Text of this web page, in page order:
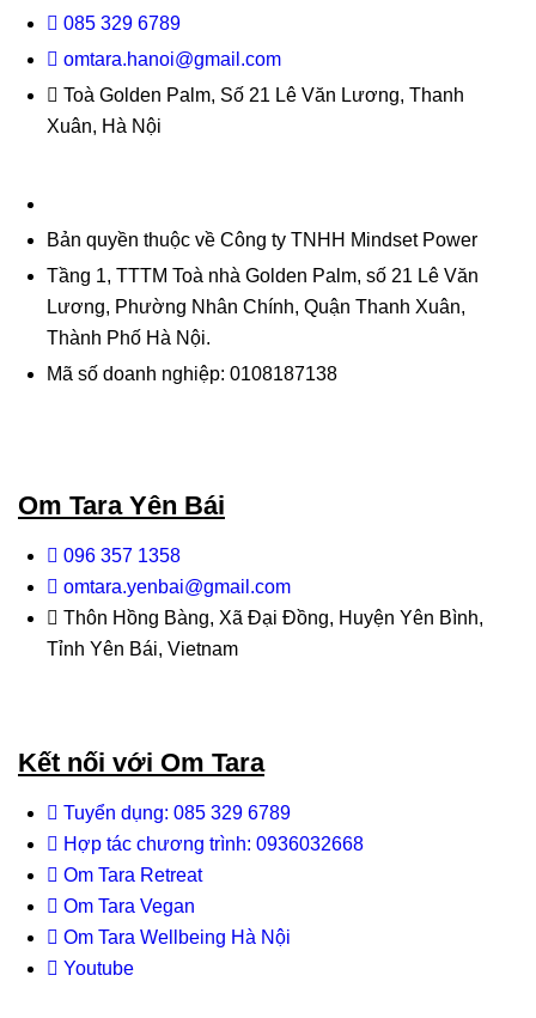
085 329 6789
omtara.hanoi@gmail.com
Toà Golden Palm, Số 21 Lê Văn Lương, Thanh
Xuân, Hà Nội
Bản quyền thuộc về Công ty TNHH Mindset Power
Tầng 1, TTTM Toà nhà Golden Palm, số 21 Lê Văn
Lương, Phường Nhân Chính, Quận Thanh Xuân,
Thành Phố Hà Nội.
Mã số doanh nghiệp: 0108187138
Om Tara Yên Bái
096 357 1358
omtara.yenbai@gmail.com
Thôn Hồng Bàng, Xã Đại Đồng, Huyện Yên Bình,
Tỉnh Yên Bái, Vietnam
Kết nối với Om Tara
Tuyển dụng: 085 329 6789
Hợp tác chương trình: 0936032668
Om Tara Retreat
Om Tara Vegan
Om Tara Wellbeing Hà Nội
Youtube